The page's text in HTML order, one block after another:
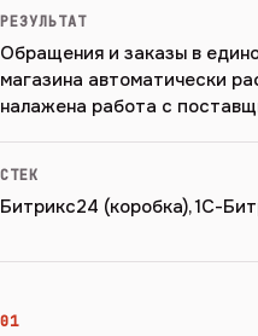
РЕЗУЛЬТАТ
Обращения и заказы в
магазина автоматически
налажена работа с
СТЕК
Битрикс24 (коробка), 1С-
01